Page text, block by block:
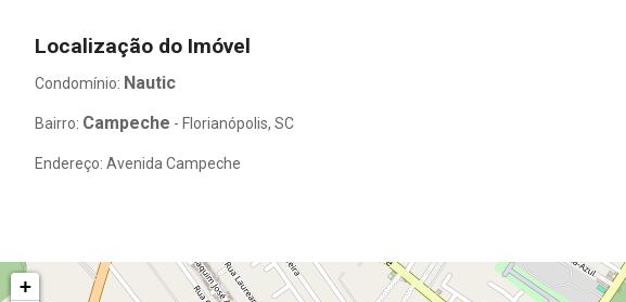
Localização do Imóvel
Condomínio: Nautic
Bairro: Campeche - Florianópolis, SC
Endereço: Avenida Campeche
+